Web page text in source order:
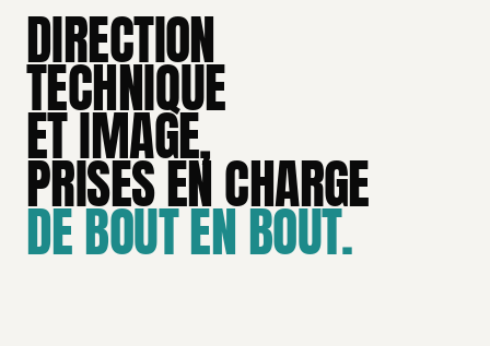
DIRECTION
TECHNIQUE
ET IMAGE,
PRISES EN CHARGE
DE BOUT EN BOUT.